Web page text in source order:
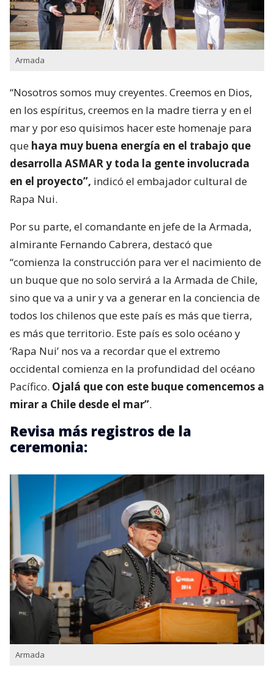
Armada
“Nosotros somos muy creyentes. Creemos en Dios,
en los espíritus, creemos en la madre tierra y en el
mar y por eso quisimos hacer este homenaje para
que haya muy buena energía en el trabajo que
desarrolla ASMAR y toda la gente involucrada
en el proyecto”, indicó el embajador cultural de
Rapa Nui.
Por su parte, el comandante en jefe de la Armada,
almirante Fernando Cabrera, destacó que
“comienza la construcción para ver el nacimiento de
un buque que no solo servirá a la Armada de Chile,
sino que va a unir y va a generar en la conciencia de
todos los chilenos que este país es más que tierra,
es más que territorio. Este país es solo océano y
‘Rapa Nui’ nos va a recordar que el extremo
occidental comienza en la profundidad del océano
Pacífico. Ojalá que con este buque comencemos a
mirar a Chile desde el mar”.
Revisa más registros de la
ceremonia:
Armada